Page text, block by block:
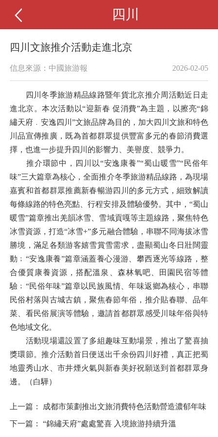
四川
四川文旅推介活動走進北京
信息來源：中國旅游報 2026-02-05
四川冬季旅游精品線路暨年貨北京推介周活動近日走
進北京。本次活動以“迎新春 促消費”為主題，以擦亮“錦
繡天府﹒安逸四川”文旅品牌為目的，加大四川文旅和特色
川品宣傳推廣，既為首都群眾提供豐富多元的春節消費選
擇，也進一步提升四川的影響力、美譽度、競爭力。
推介環節中，四川以“安逸康養”“蜀山暖雪”“民俗年
味”三大篇章為核心，全面推介冬季旅游精品線路，為現場
嘉賓和首都群眾推薦新春暢游四川的多元方式，細致解讀
每條線路的特色亮點、行程安排及體驗優勢。其中，“蜀山
暖雪”篇章推出羌韻冰雪、雪域貢嘎等主題線路，聚焦特色
冰雪資源，打造“冰雪+”多元融合體驗，串聯不同海拔冰雪
勝境，滿足各類游客嬉雪賞雪需求，盡顯蜀山冬日壯闊靈
動﹔“安逸康養”篇章涵蓋養心漫游、攀西逐光等線路，整
合優質康養資源，搭配溫泉、森林氧吧、田園民宿等體
驗﹔“民俗年味”篇章以民族風情、年味返鄉為核心，串聯
民俗村落與古城古鎮，聚焦春節年俗，推介貼春聯、品年
菜、看民俗展演等體驗，邀請首都群眾感受川味年俗與特
色地域文化。
活動現場還設置了多組趣味互動場景，推出了驚喜抽
獎環節。推介活動首日便送出千余份四川好禮，真正把蜀
地靈秀山水、市井煙火氣與新春美好祝願送到首都群眾身
邊。（白驊）
上一篇： 成都市策劃推出文旅消費特色活動營造濃郁年味
下一篇： “錦繡天府”處處驚喜 入境旅游持續升溫